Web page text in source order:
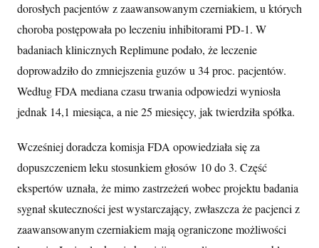
dorosłych pacjentów z zaawansowanym czerniakiem, u których
choroba postępowała po leczeniu inhibitorami PD-1. W
badaniach klinicznych Replimune podało, że leczenie
doprowadziło do zmniejszenia guzów u 34 proc. pacjentów.
Według FDA mediana czasu trwania odpowiedzi wyniosła
jednak 14,1 miesiąca, a nie 25 miesięcy, jak twierdziła spółka.
Wcześniej doradcza komisja FDA opowiedziała się za
dopuszczeniem leku stosunkiem głosów 10 do 3. Część
ekspertów uznała, że mimo zastrzeżeń wobec projektu badania
sygnał skuteczności jest wystarczający, zwłaszcza że pacjenci z
zaawansowanym czerniakiem mają ograniczone możliwości